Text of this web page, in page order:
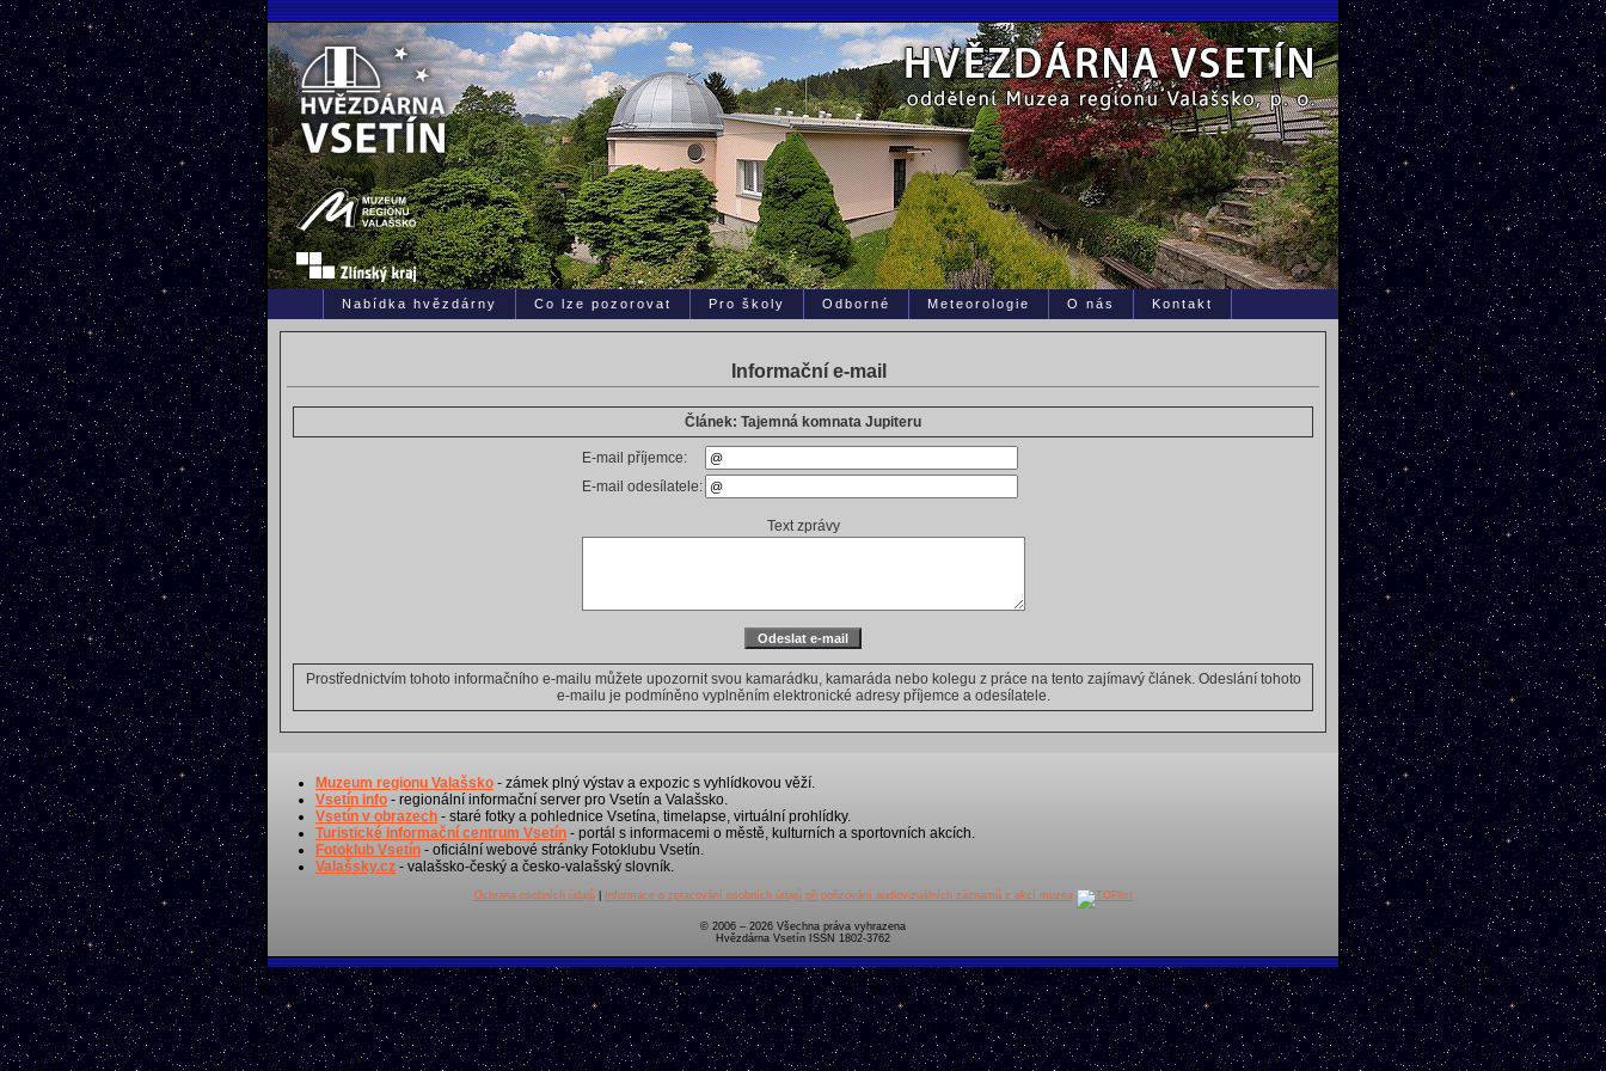
Nabídka hvězdárny Co lze pozorovat Pro školy Odborné Meteorologie O nás Kontakt
Informační e-mail
Článek: Tajemná komnata Jupiteru
E-mail příjemce:
E-mail odesílatele:
Text zprávy
Prostřednictvím tohoto informačního e-mailu můžete upozornit svou kamarádku, kamaráda nebo kolegu z práce na tento zajímavý článek. Odeslání tohoto
e-mailu je podmíněno vyplněním elektronické adresy příjemce a odesílatele.
Muzeum regionu Valašsko - zámek plný výstav a expozic s vyhlídkovou věží.
Vsetín info - regionální informační server pro Vsetín a Valašsko.
Vsetín v obrazech - staré fotky a pohlednice Vsetína, timelapse, virtuální prohlídky.
Turistické informační centrum Vsetín - portál s informacemi o městě, kulturních a sportovních akcích.
Fotoklub Vsetín - oficiální webové stránky Fotoklubu Vsetín.
Valašsky.cz - valašsko-český a česko-valašský slovník.
Ochrana osobních údajů| Informace o zpracování osobních údajů při pořizování audiovizuálních záznamů z akcí muzea
© 2006 – 2026 Všechna práva vyhrazena
Hvězdárna Vsetín ISSN 1802-3762